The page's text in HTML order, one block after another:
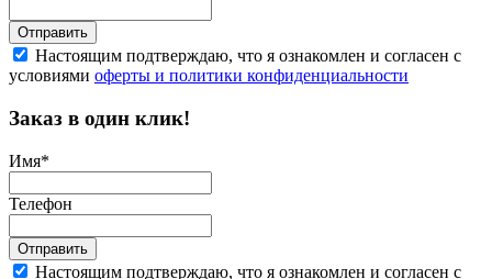
Отправить
Настоящим подтверждаю, что я ознакомлен и согласен с
условиями оферты и политики конфиденциальности
Заказ в один клик!
Имя*
Телефон
Отправить
Настоящим подтверждаю, что я ознакомлен и согласен с